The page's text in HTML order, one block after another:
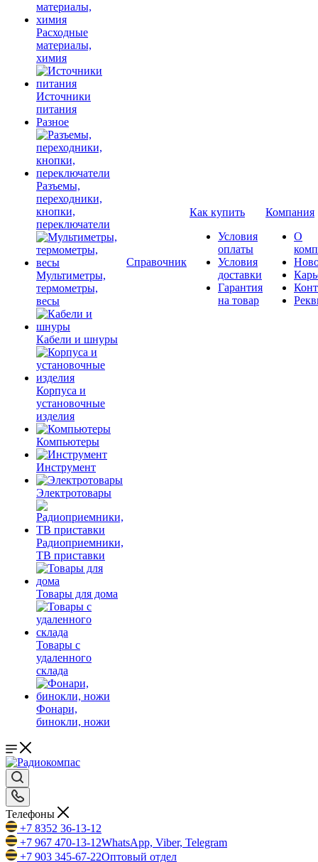
Расходные
материалы,
химия
Источники
питания
Разное
Разъемы,
переходники,
кнопки,
переключатели
Мультиметры,
термометры,
весы
Кабели и шнуры
Корпуса и
установочные
изделия
Компьютеры
Инструмент
Электротовары
Радиоприемники,
ТВ приставки
Товары для дома
Товары с
удаленного
склада
Фонари,
бинокли, ножи
Справочник
Как купить
Условия
оплаты
Условия
доставки
Гарантия
на товар
Компания
О
Телефоны
+7 8352 36-13-12
+7 967 470-13-12WhatsApp, Viber, Telegram
+7 903 345-67-22Оптовый отдел